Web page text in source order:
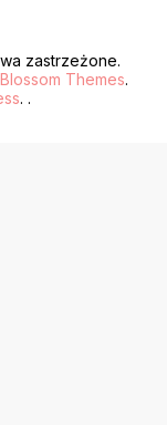
zastrzeżone.
Blossom Themes.
. .